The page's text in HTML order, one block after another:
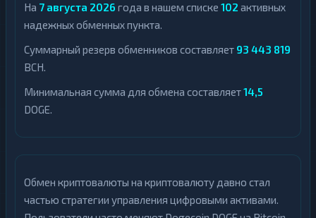
На 7 августа 2026 года в нашем списке 102 активных
надежных обменных пункта.
Суммарный резерв обменников составляет 93 443 819
BCH.
Минимальная сумма для обмена составляет14,5
DOGE.
Обмен криптовалюты на криптовалюту давно стал
частью стратегии управления цифровыми активами.